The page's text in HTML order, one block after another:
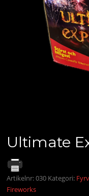
Ultimate
Artikelnr:030 Kategori:
Fireworks